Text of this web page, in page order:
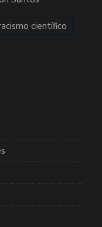
científico